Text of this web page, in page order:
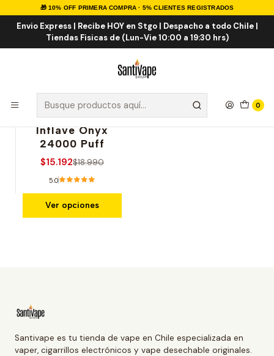
🎁 10% OFF PRIMERA COMPRA · 5% CLIENTES REGISTRADOS
Envio Express | Recibe HOY en Stgo | Despacho a todo Chile |
Tiendas Fisicas de (Lun-Vie 10:00 a 19:30 hrs)
0
Inicio Marcas Desechables INFLAVE 24K
INFLAVE 24K
Inflave
Inflave Onyx
24000 Puff
$15.192$18.990
5.0
Ver opciones
Santivape es tu tienda de vape en Chile especializada en
vaper, cigarrillos electrónicos y vape desechable originales.